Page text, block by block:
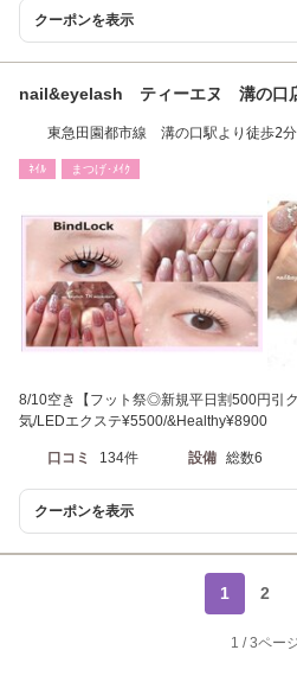
クーポンを表示
nail&eyelash ティーエヌ 溝の口
東急田園都市線 溝の口駅より徒歩2分
ﾈｲﾙ まつげ･ﾒｲｸ
8/10空き【フット祭◎新規平日割500円引
気/LEDエクステ¥5500/&Healthy¥8900
口コミ 134件 設備 総数6
クーポンを表示
1 2
1 / 3ペー